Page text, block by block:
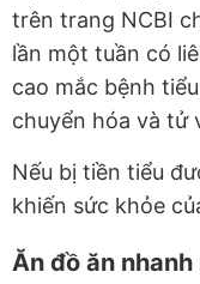
trên trang NCBI
lần một tuần có
cao mắc bệnh
chuyển hóa và tử
Nếu bị tiền tiểu
khiến sức khỏe
Ăn đồ ăn